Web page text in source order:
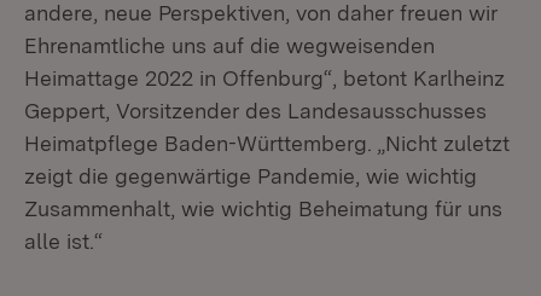
andere, neue Perspektiven, von daher freuen wir
Ehrenamtliche uns auf die wegweisenden
Heimattage 2022 in Offenburg“, betont Karlheinz
Geppert, Vorsitzender des Landesausschusses
Heimatpflege Baden-Württemberg. „Nicht zuletzt
zeigt die gegenwärtige Pandemie, wie wichtig
Zusammenhalt, wie wichtig Beheimatung für uns
alle ist.“